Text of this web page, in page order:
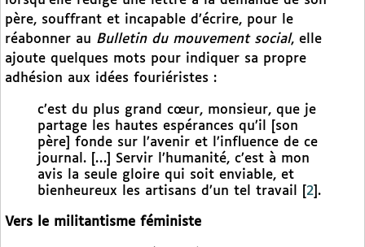
père, souffrant et incapable d’écrire, pour le
réabonner au Bulletin du mouvement social, elle
ajoute quelques mots pour indiquer sa propre
adhésion aux idées fouriéristes :
c’est du plus grand cœur, monsieur, que je
partage les hautes espérances qu’il [son
père] fonde sur l’avenir et l’influence de ce
journal. […] Servir l’humanité, c’est à mon
avis la seule gloire qui soit enviable, et
bienheureux les artisans d’un tel travail
2 .
Vers le militantisme féministe